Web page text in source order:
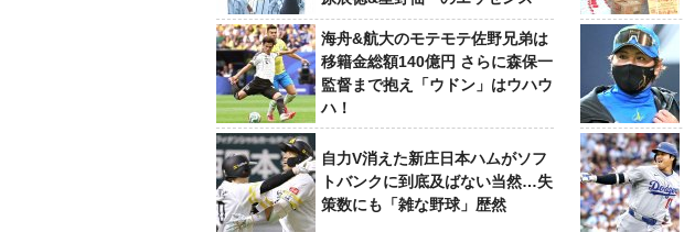
海舟&航大のモテモテ佐野兄弟は
移籍金総額140億円 さらに森保一
監督まで抱え「ウドン」はウハウ
ハ！
自力V消えた新庄日本ハムがソフ
トバンクに到底及ばない当然…失
策数にも「雑な野球」歴然